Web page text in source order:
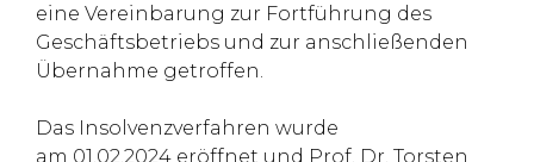
eine Vereinbarung zur Fortführung des
Geschäftsbetriebs und zur anschließenden
Übernahme getroffen.
Das Insolvenzverfahren wurde
am 01.02.2024 eröffnet und Prof. Dr. Torsten